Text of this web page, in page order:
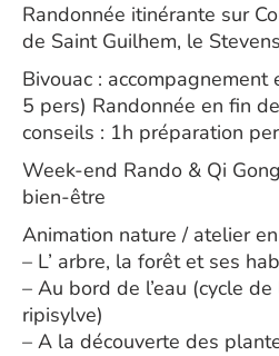
Randonnée itinérante sur
de Saint Guilhem, le
Bivouac :
5 pers) Randonnée en fin
conseils : 1h préparation
Week-end Rando & Qi
bien-être
Animation nature / atelier
– L’ arbre, la forêt et ses
– Au bord de l’eau (cycle
ripisylve)
– A la découverte des